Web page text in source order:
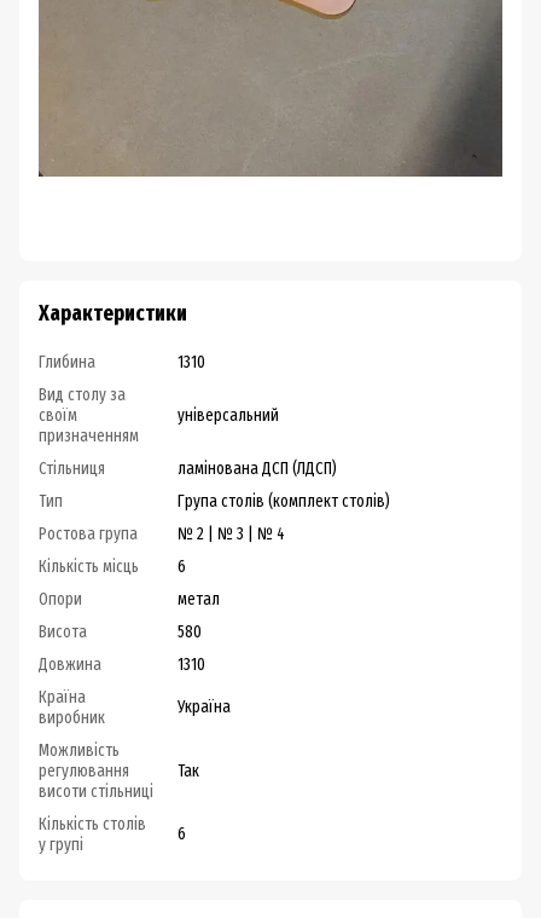
Характеристики
Глибина
1310
Вид столу за
своїм
призначенням
універсальний
Стільниця
ламінована ДСП (ЛДСП)
Тип
Група столів (комплект столів)
Ростова група
№ 2 | № 3 | № 4
Кількість місць
6
Опори
метал
Висота
580
Довжина
1310
Країна
виробник
Україна
Можливість
регулювання
висоти стільниці
Так
Кількість столів
у групі
6